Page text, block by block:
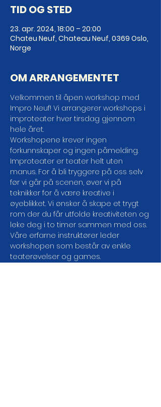
TID OG STED
23. apr. 2024, 18:00 – 20:00
Chateu Neuf, Chateau Neuf, 0369 Oslo,
Norge
OM ARRANGEMENTET
Velkommen til åpen workshop med
Impro Neuf! Vi arrangerer workshops i
improteater hver tirsdag gjennom
hele året.
Workshopene krever ingen
forkunnskaper og ingen påmelding.
Improteater er teater helt uten
manus. For å bli tryggere på oss selv
før vi går på scenen, øver vi på
teknikker for å være kreative i
øyeblikket. Vi ønsker å skape et trygt
rom der du får utfolde kreativiteten og
leke deg i to timer sammen med oss.
Våre erfarne instruktører leder
workshopen som består av enkle
teaterøvelser og games.